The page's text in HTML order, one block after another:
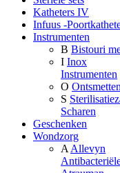
Katheters IV
Infuus -
Instrumenten
B Bistouri
I Inox
Instrumenten
O Ontsmetten
S
Scharen
Geschenken
Wondzorg
A Allevyn